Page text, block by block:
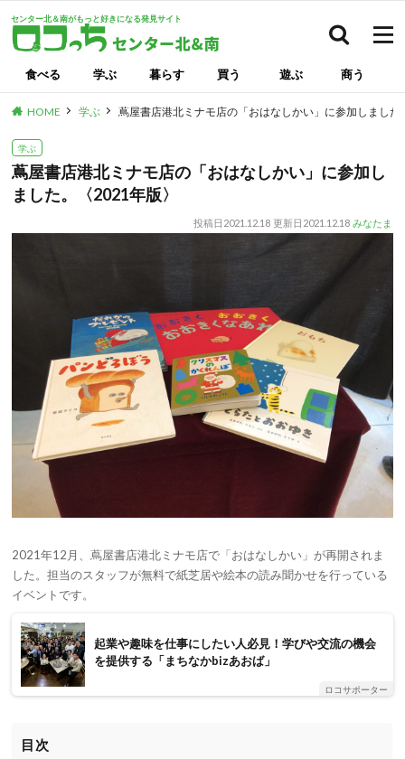
センター北＆南がもっと好きになる発見サイト
食べる 学ぶ 暮らす 買う 遊ぶ 商う
HOME 学ぶ 蔦屋書店港北ミナモ店の「おはなしかい」に参加しまし
学ぶ
蔦屋書店港北ミナモ店の「おはなしかい」に参加し
ました。〈2021年版〉
投稿日 2021.12.18 更新日 2021.12.18 みなたま
2021年12月、蔦屋書店港北ミナモ店で「おはなしかい」が再開されま
した。担当のスタッフが無料で紙芝居や絵本の読み聞かせを行っている
イベントです。
起業や趣味を仕事にしたい人必見！学びや交流の機会
を提供する「まちなかbizあおば」
ロコサポーター
目次